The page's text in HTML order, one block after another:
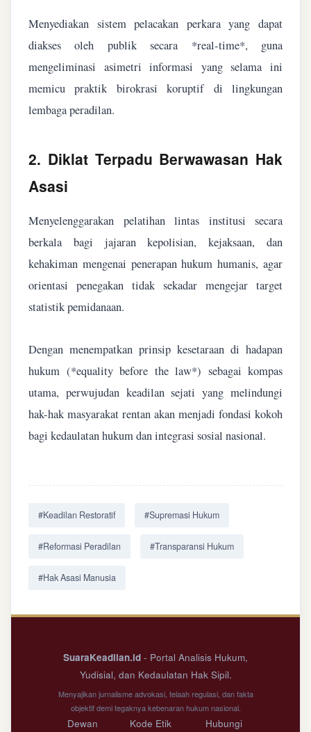
Menyediakan sistem pelacakan perkara yang dapat
diakses oleh publik secara *real-time*, guna
mengeliminasi asimetri informasi yang selama ini
memicu praktik birokrasi koruptif di lingkungan
lembaga peradilan.
2. Diklat Terpadu Berwawasan Hak
Asasi
Menyelenggarakan pelatihan lintas institusi secara
berkala bagi jajaran kepolisian, kejaksaan, dan
kehakiman mengenai penerapan hukum humanis, agar
orientasi penegakan tidak sekadar mengejar target
statistik pemidanaan.
Dengan menempatkan prinsip kesetaraan di hadapan
hukum (*equality before the law*) sebagai kompas
utama, perwujudan keadilan sejati yang melindungi
hak-hak masyarakat rentan akan menjadi fondasi kokoh
bagi kedaulatan hukum dan integrasi sosial nasional.
#Keadilan Restoratif #Supremasi Hukum
#Reformasi Peradilan #Transparansi Hukum
#Hak Asasi Manusia
SuaraKeadilan.id - Portal Analisis Hukum,
Yudisial, dan Kedaulatan Hak Sipil.
Menyajikan jurnalisme advokasi, telaah regulasi, dan fakta
objektif demi tegaknya kebenaran hukum nasional.
Dewan Kode Etik Hubungi